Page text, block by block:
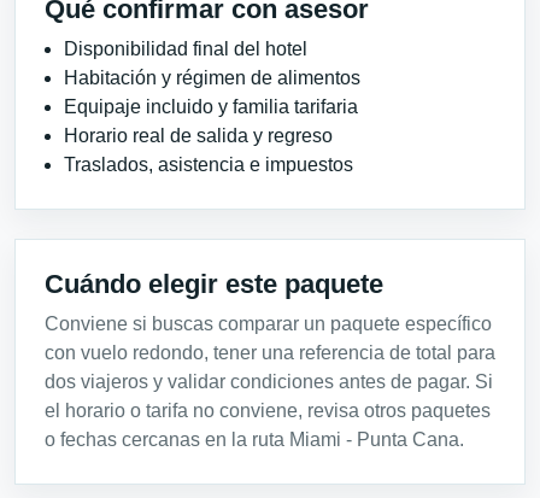
Qué confirmar con asesor
Disponibilidad final del hotel
Habitación y régimen de alimentos
Equipaje incluido y familia tarifaria
Horario real de salida y regreso
Traslados, asistencia e impuestos
Cuándo elegir este paquete
Conviene si buscas comparar un paquete específico
con vuelo redondo, tener una referencia de total para
dos viajeros y validar condiciones antes de pagar. Si
el horario o tarifa no conviene, revisa otros paquetes
o fechas cercanas en la ruta Miami - Punta Cana.